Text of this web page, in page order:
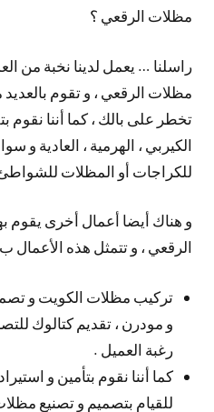
مظلات الرقعي ؟
راسلنا … يعمل لدينا نخبة من
مظلات الرقعي ، و تقوم
تخطر على بالك ، كما أننا نقوم
الكيربي ، الهرمية ، العادية و
للكراجات أو المظلات
و هناك أيضا أعمال أخرى يقوم
الرقعي ، و تتمثل هذه الأعمال
تركيب مظلات الكويت و
و مودرن ، تقديم كتالوك
رغبة العميل .
كما أننا نقوم بتأمين و
للقيام بتصميم و تصنيع